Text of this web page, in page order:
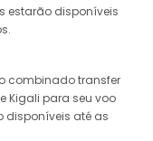
estarão disponíveis
combinado transfer
Kigali para seu voo
disponíveis até as